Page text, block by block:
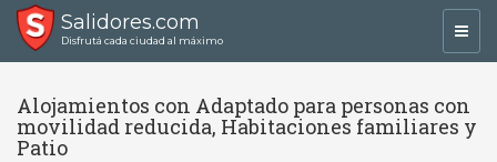
Salidores.com
Disfrutá cada ciudad al máximo
Alojamientos con Adaptado para personas con
movilidad reducida, Habitaciones familiares y
Patio